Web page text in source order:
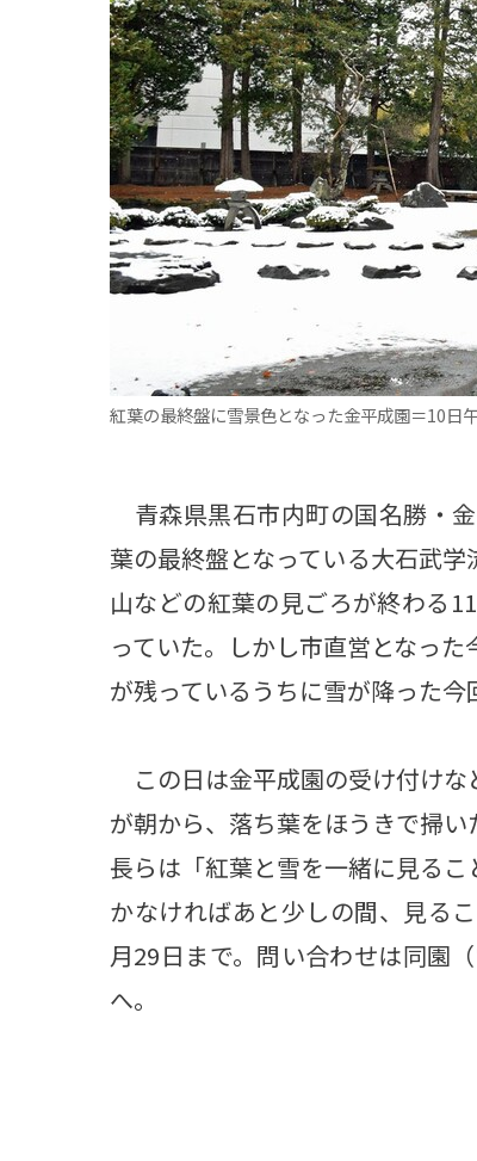
紅葉の最終盤に雪景色となった金平成園＝10日
青森県黒石市内町の国名勝・
葉の最終盤となっている大石武
山などの紅葉の見ごろが終わる
っていた。しかし市直営となっ
が残っているうちに雪が降った今
この日は金平成園の受け付けな
が朝から、落ち葉をほうきで掃
長らは「紅葉と雪を一緒に見る
かなければあと少しの間、見る
月29日まで。問い合わせは同園
へ。
まつり・イベント
おみやげ・特産
道の駅・産直
アウトドア・レジャー
ご当地グルメ